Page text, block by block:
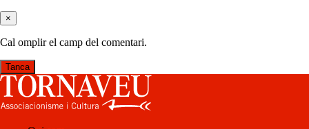
×
Cal omplir el camp del comentari.
Tanca